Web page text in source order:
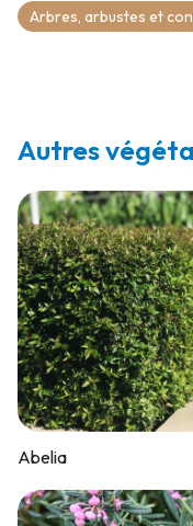
Arbres, arbustes et
Autres
Abelia